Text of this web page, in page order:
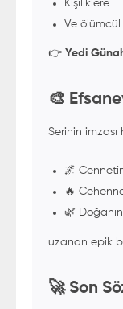
Kişiliklere
Ve
👉 Yedi
🎨
Serinin
🌌
🔥
🌿
uzanan epik
🚀 Son